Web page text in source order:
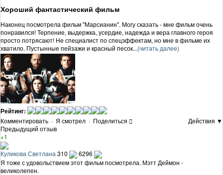
Хороший фантастический фильм
Наконец посмотрела фильм "Марсианин". Могу сказать - мне фильм очень
понравился! Терпение, выдержка, усердие, надежда и вера главного героя
просто потрясают! Не специалист по спецэффектам, но мне в фильме их
хватило. Пустынные пейзажи и красный песок...(читать далее)
Рейтинг:
Комментировать · Я смотрел · Поделиться
Действия ▼
Предыдущий отзыв
+1
Куликова Светлана 310
6296
Я тоже с удовольствием этот фильм посмотрела. Мэтт Деймон -
великолепен.